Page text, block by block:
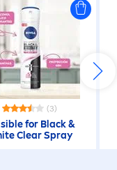
(3)
for Black&
Clear Spray